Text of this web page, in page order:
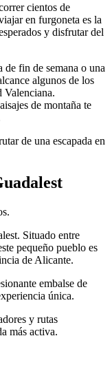
cientos de
en furgoneta es la
y disfrutar del
de fin de semana o una
algunos de los
Valenciana.
de montaña te
de una escapada en
Situado entre
pequeño pueblo es
de Alicante.
embalse de
única.
y rutas
más activa.